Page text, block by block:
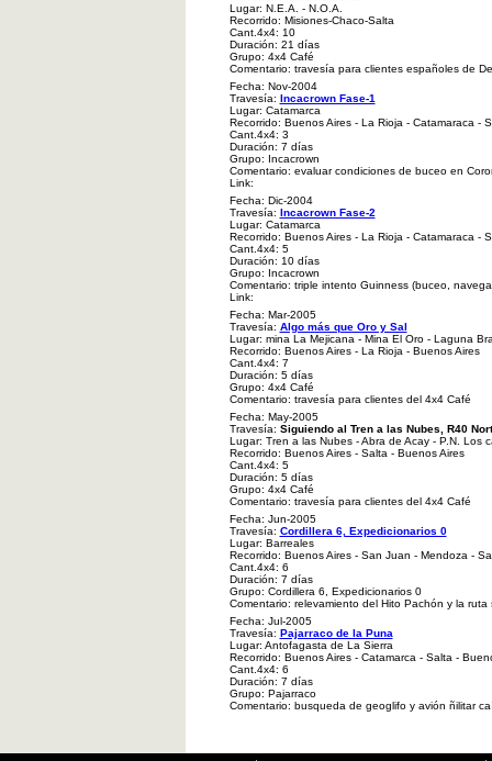
Lugar: N.E.A. - N.O.A.
Recorrido: Misiones-Chaco-Salta
Cant.4x4: 10
Duración: 21 días
Grupo: 4x4 Café
Comentario: travesía para clientes españoles de
Fecha: Nov-2004
Travesía: Incacrown Fase-1
Lugar: Catamarca
Recorrido: Buenos Aires - La Rioja - Catamaraca -
Cant.4x4: 3
Duración: 7 días
Grupo: Incacrown
Comentario: evaluar condiciones de buceo en
Link:
Fecha: Dic-2004
Travesía: Incacrown Fase-2
Lugar: Catamarca
Recorrido: Buenos Aires - La Rioja - Catamaraca -
Cant.4x4: 5
Duración: 10 días
Grupo: Incacrown
Comentario: triple intento Guinness (buceo,
Link:
Fecha: Mar-2005
Travesía: Algo más que Oro y Sal
Lugar: mina La Mejicana - Mina El Oro - Laguna
Recorrido: Buenos Aires - La Rioja - Buenos Aires
Cant.4x4: 7
Duración: 5 días
Grupo: 4x4 Café
Comentario: travesía para clientes del 4x4 Café
Fecha: May-2005
Travesía: Siguiendo al Tren a las Nubes, R40
Lugar: Tren a las Nubes - Abra de Acay - P.N. Los
Recorrido: Buenos Aires - Salta - Buenos Aires
Cant.4x4: 5
Duración: 5 días
Grupo: 4x4 Café
Comentario: travesía para clientes del 4x4 Café
Fecha: Jun-2005
Travesía: Cordillera 6, Expedicionarios 0
Lugar: Barreales
Recorrido: Buenos Aires - San Juan - Mendoza -
Cant.4x4: 6
Duración: 7 días
Grupo: Cordillera 6, Expedicionarios 0
Comentario: relevamiento del Hito Pachón y la ruta
Fecha: Jul-2005
Travesía: Pajarraco de la Puna
Lugar: Antofagasta de La Sierra
Recorrido: Buenos Aires - Catamarca - Salta -
Cant.4x4: 6
Duración: 7 días
Grupo: Pajarraco
Comentario: busqueda de geoglifo y avión ñilitar